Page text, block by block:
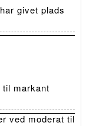
givet plads
markant
ved moderat til